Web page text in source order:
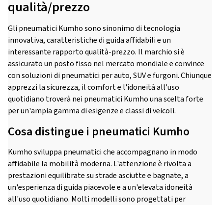
qualità/prezzo
Gli pneumatici Kumho sono sinonimo di tecnologia
innovativa, caratteristiche di guida affidabili e un
interessante rapporto qualità-prezzo. Il marchio si è
assicurato un posto fisso nel mercato mondiale e convince
con soluzioni di pneumatici per auto, SUV e furgoni. Chiunque
apprezzi la sicurezza, il comfort e l'idoneità all'uso
quotidiano troverà nei pneumatici Kumho una scelta forte
per un'ampia gamma di esigenze e classi di veicoli.
Cosa distingue i pneumatici Kumho
Kumho sviluppa pneumatici che accompagnano in modo
affidabile la mobilità moderna. L'attenzione è rivolta a
prestazioni equilibrate su strade asciutte e bagnate, a
un'esperienza di guida piacevole e a un'elevata idoneità
all'uso quotidiano. Molti modelli sono progettati per